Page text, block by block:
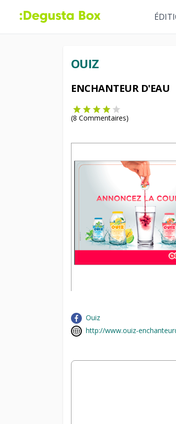
OUIZ
ENCHANTEUR D'EAU
(8 Commentaires)
Ouiz
http://www.ouiz-